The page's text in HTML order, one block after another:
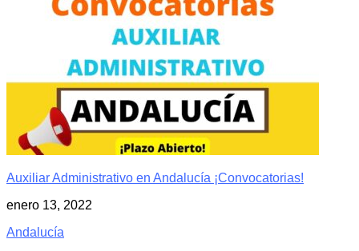
Auxiliar Administrativo en Andalucía ¡Convocatorias!
enero 13, 2022
Andalucía